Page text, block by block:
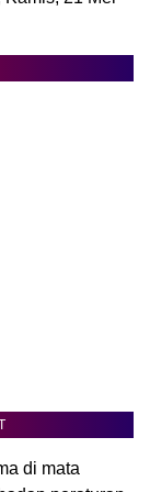
di mata